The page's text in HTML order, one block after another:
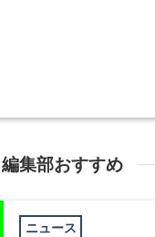
編集部おすすめ
ニュース